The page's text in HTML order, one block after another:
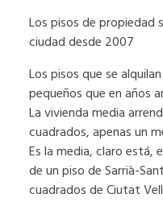
Los pisos de propiedad
ciudad desde 2007
Los pisos que se
pequeños que en años
La vivienda media
cuadrados, apenas un
Es la media, claro está,
de un piso de Sarrià-
cuadrados de Ciutat